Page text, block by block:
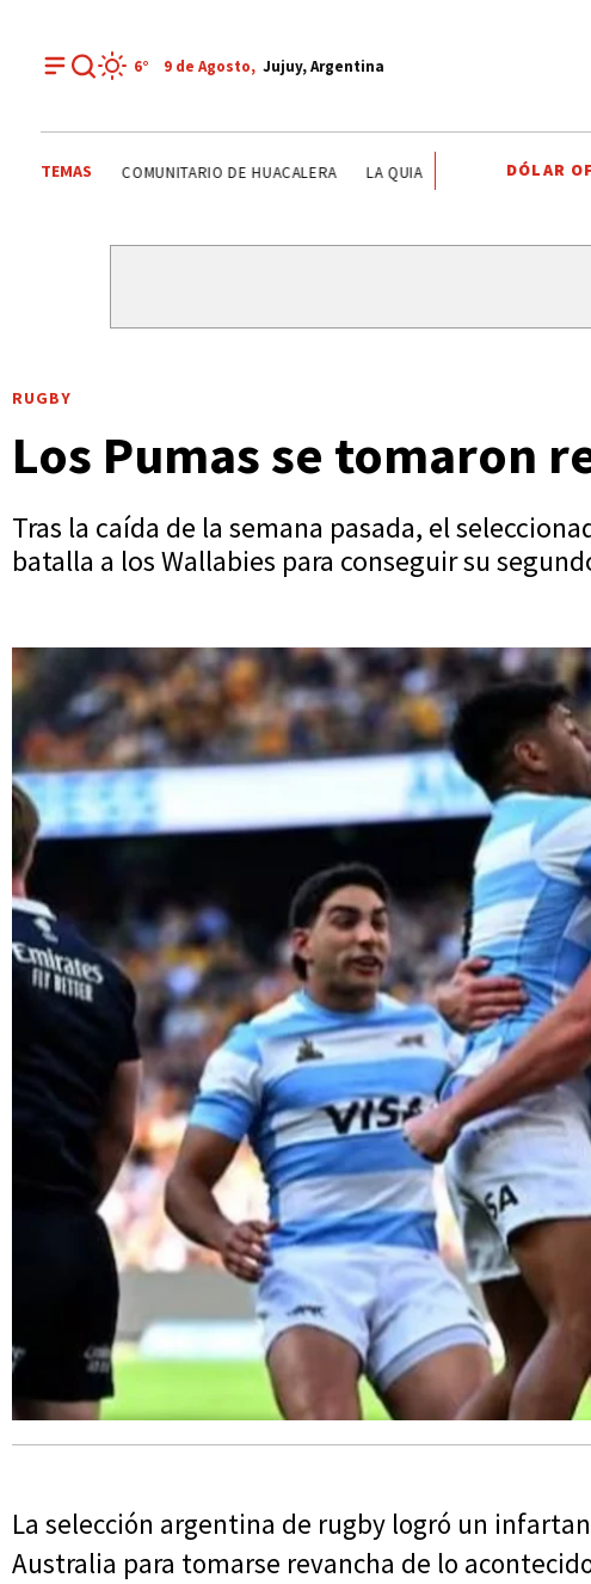
6° 9 de Agosto, Jujuy, Argentina
TEMASVINALITO TUMBAYA CENTRO INTEGRADOR COMUNITARIO DE
DÓLAR
RUGBY
Los Pumas se tomaron
Tras la caída de la semana pasada, el
batalla a los Wallabies para conseguir su
La selección argentina de rugby logró un
Australia para tomarse revancha de lo